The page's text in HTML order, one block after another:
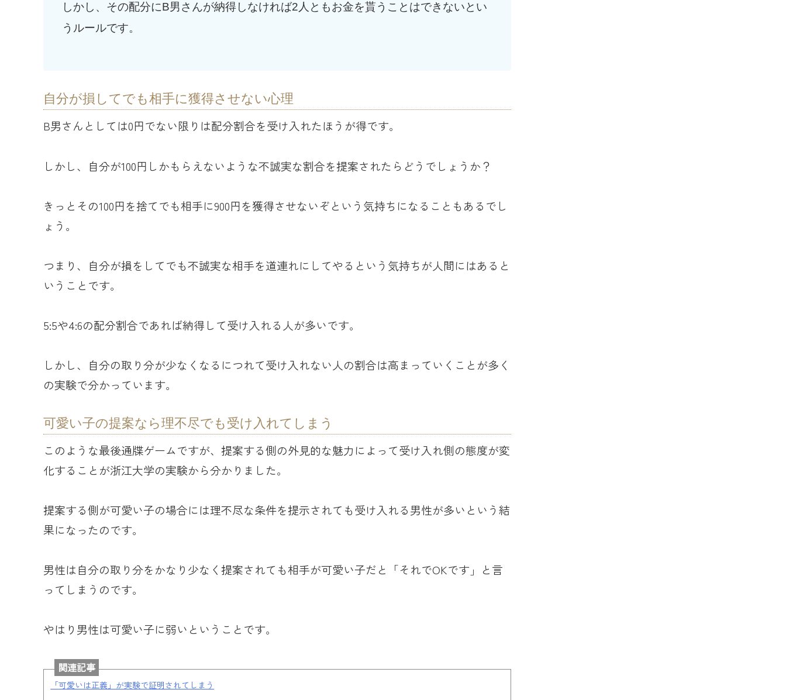
しかし、その配分にB男さんが納得しなければ2人ともお金を貰うことはできないとい
うルールです。
自分が損してでも相手に獲得させない心理
B男さんとしては0円でない限りは配分割合を受け入れたほうが得です。
しかし、自分が100円しかもらえないような不誠実な割合を提案されたらどうでしょうか？
きっとその100円を捨てでも相手に900円を獲得させないぞという気持ちになることもあるでし
ょう。
つまり、自分が損をしてでも不誠実な相手を道連れにしてやるという気持ちが人間にはあると
いうことです。
5:5や4:6の配分割合であれば納得して受け入れる人が多いです。
しかし、自分の取り分が少なくなるにつれて受け入れない人の割合は高まっていくことが多く
の実験で分かっています。
可愛い子の提案なら理不尽でも受け入れてしまう
このような最後通牒ゲームですが、提案する側の外見的な魅力によって受け入れ側の態度が変
化することが浙江大学の実験から分かりました。
提案する側が可愛い子の場合には理不尽な条件を提示されても受け入れる男性が多いという結
果になったのです。
男性は自分の取り分をかなり少なく提案されても相手が可愛い子だと「それでOKです」と言
ってしまうのです。
やはり男性は可愛い子に弱いということです。
関連記事
「可愛いは正義」が実験で証明されてしまう